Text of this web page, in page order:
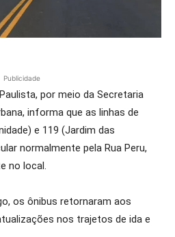
Publicidade
por meio da Secretaria
informa que as linhas de
e 119 (Jardim das
normalmente pela Rua Peru,
no local.
os ônibus retornaram aos
nos trajetos de ida e